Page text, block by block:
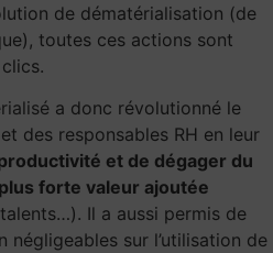
de dématérialisation (de
toutes ces actions sont
a donc révolutionné le
des responsables RH en leur
et de dégager du
forte valeur ajoutée
Il a aussi permis de
négligeables sur l’utilisation de